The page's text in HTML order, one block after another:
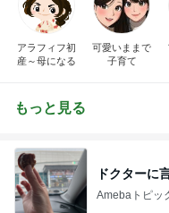
アラフィフ初
産～母になる
可愛いままで
子育て
もっと見る
ドクターに
Amebaトピッ